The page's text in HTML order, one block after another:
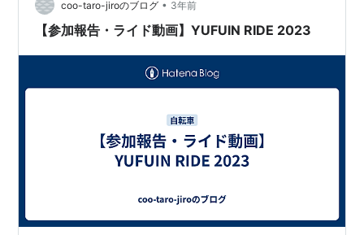
に降り注ぐ虹色のシャワー。 デベソおいさん、年甲斐も
なく大は…
coo-taro-jiroのブログ • 3年前
【参加報告・ライド動画】YUFUIN RIDE 2023